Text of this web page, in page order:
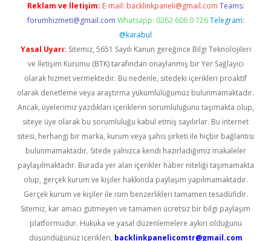
Reklam ve İletişim: E-mail: backlinkpaneli@gmail.com Teams:
forumhizmeti@gmail.com Whatsapp: 0262 606 0 726 Telegram:
@karabul
Yasal Uyarı: Sitemiz, 5651 Sayılı Kanun gereğince Bilgi Teknolojileri
ve İletişim Kurumu (BTK) tarafından onaylanmış bir Yer Sağlayıcı
olarak hizmet vermektedir. Bu nedenle, sitedeki içerikleri proaktif
olarak denetleme veya araştırma yükümlülüğümüz bulunmamaktadır.
Ancak, üyelerimiz yazdıkları içeriklerin sorumluluğunu taşımakta olup,
siteye üye olarak bu sorumluluğu kabul etmiş sayılırlar. Bu internet
sitesi, herhangi bir marka, kurum veya şahıs şirketi ile hiçbir bağlantısı
bulunmamaktadır. Sitede yalnızca kendi hazırladığımız makaleler
paylaşılmaktadır. Burada yer alan içerikler haber niteliği taşımamakta
olup, gerçek kurum ve kişiler hakkında paylaşım yapılmamaktadır.
Gerçek kurum ve kişiler ile isim benzerlikleri tamamen tesadüfidir.
Sitemiz, kar amacı gütmeyen ve tamamen ücretsiz bir bilgi paylaşım
platformudur. Hukuka ve yasal düzenlemelere aykırı olduğunu
düşündüğünüz içerikleri, backlinkpanelicomtr@gmail.com